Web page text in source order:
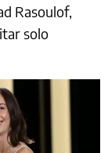
Rasoulof,
solo